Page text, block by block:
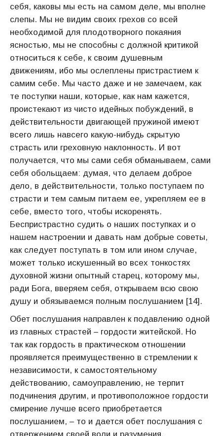
себя, каковы мы есть на самом деле, мы вполне
слепы. Мы не видим своих грехов со всей
необходимой для плодотворного покаяния
ясностью, мы не способны с должной критикой
относиться к себе, к своим душевным
движениям, ибо мы ослеплены пристрастием к
самим себе. Мы часто даже и не замечаем, как
те поступки наши, которые, как нам кажется,
проистекают из чисто идейных побуждений, в
действительности двигающей пружиной имеют
всего лишь навсего какую-нибудь скрытую
страсть или греховную наклонность. И вот
получается, что мы сами себя обманываем, сами
себя обольщаем: думая, что делаем доброе
дело, в действительности, только поступаем по
страсти и тем самым питаем ее, укрепляем ее в
себе, вместо того, чтобы искоренять.
Беспристрастно судить о наших поступках и о
нашем настроении и давать нам добрые советы,
как следует поступать в том или ином случае,
может только искушенный во всех тонкостях
духовной жизни опытный старец, которому мы,
ради Бога, вверяем себя, открываем всю свою
душу и обязываемся полным послушанием [14].
Обет послушания направлен к подавлению одной
из главных страстей – гордости житейской. Но
так как гордость в практическом отношении
проявляется преимущественно в стремлении к
независимости, к самостоятельному
действованию, самоуправлению, не терпит
подчинения другим, и противоположное гордости
смирение лучше всего приобретается
послушанием, – то и дается обет послушания с